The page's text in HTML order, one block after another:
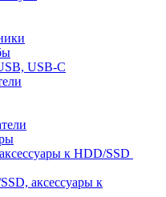
USB-C
к HDD/SSD
аксессуары к